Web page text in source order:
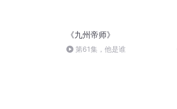
《九州帝师》
第61集，他是谁